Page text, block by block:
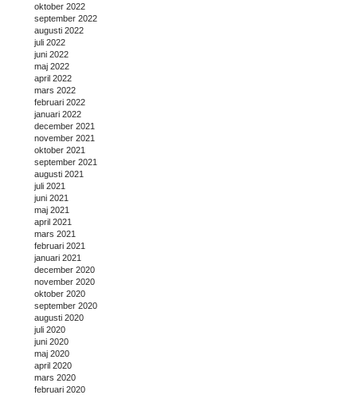
oktober 2022
september 2022
augusti 2022
juli 2022
juni 2022
maj 2022
april 2022
mars 2022
februari 2022
januari 2022
december 2021
november 2021
oktober 2021
september 2021
augusti 2021
juli 2021
juni 2021
maj 2021
april 2021
mars 2021
februari 2021
januari 2021
december 2020
november 2020
oktober 2020
september 2020
augusti 2020
juli 2020
juni 2020
maj 2020
april 2020
mars 2020
februari 2020